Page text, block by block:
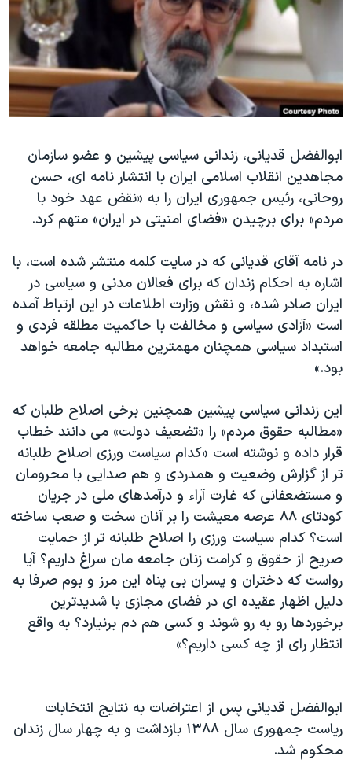
فرهنگ و زندگی
حقوق شهروندی
اقتصادی
علم و فناوری
گالری عکس
آرشیو پخش زنده
مستندها
انتخابات ریاست جمهوری آمریکا ۲۰۲۴
حمله جمهوری اسلامی به اسرائیل
رمز مهسا
اعتراضات زن، زندگی، آزادی
مجموعه مستندهای دادخواهی
تریبونال مردمی آبان ۹۸
چهل سال گروگان‌گیری
قانون شفافیت دارائی کادر رهبری ایران
اعتراضات مردمی آبان ۹۸
اسرائیل در جنگ
همایش محافظه‌کاران آمریکا «سی‌پک»
صفحه‌های ویژه
سفر پرزیدنت ترامپ به چین
دنبال کنید
زبانهای مختلف
ابوالفضل قدیانی، زندانی سیاسی پیشین و عضو سازمان
مجاهدین انقلاب اسلامی ایران با انتشار نامه ای، حسن
روحانی، رئیس جمهوری ایران را به «نقض عهد خود با
مردم» برای برچیدن «فضای امنیتی در ایران» متهم کرد.
در نامه آقای قدیانی که در سایت کلمه منتشر شده است، با
اشاره به احکام زندان که برای فعالان مدنی و سیاسی در
ایران صادر شده، و نقش وزارت اطلاعات در این ارتباط آمده
است «آزادی سیاسی و مخالفت با حاکمیت مطلقه فردی و
استبداد سیاسی همچنان مهمترین مطالبه جامعه خواهد
بود.»
این زندانی سیاسی پیشین همچنین برخی اصلاح طلبان که
«مطالبه حقوق مردم» را «تضعیف دولت» می دانند خطاب
قرار داده و نوشته است «کدام سیاست ورزی اصلاح طلبانه
تر از گزارش وضعیت و همدردی و هم صدایی با محرومان
و مستضعفانی که غارت آراء و درآمدهای ملی در جریان
کودتای ۸۸ عرصه معیشت را بر آنان سخت و صعب ساخته
است؟ کدام سیاست ورزی را اصلاح طلبانه تر از حمایت
صریح از حقوق و کرامت زنان جامعه مان سراغ داریم؟ آیا
رواست که دختران و پسران بی پناه این مرز و بوم صرفا به
دلیل اظهار عقیده ای در فضای مجازی با شدیدترین
برخوردها رو به رو شوند و کسی هم دم برنیارد؟ به واقع
انتظار رای از چه کسی داریم؟»
ابوالفضل قدیانی پس از اعتراضات به نتایج انتخابات
ریاست جمهوری سال ۱۳۸۸ بازداشت و به چهار سال زندان
محکوم شد.